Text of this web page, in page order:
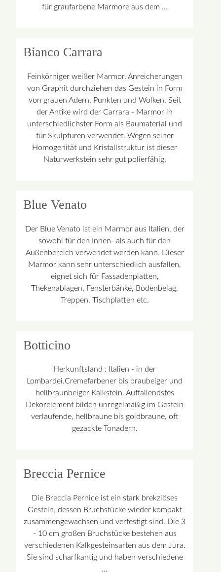
für graufarbene Marmore aus dem …
Bianco Carrara
Feinkörniger weißer Marmor. Anreicherungen
von Graphit durchziehen das Gestein in Form
von grauen Adern, Punkten und Wolken. Seit
der Antike wird der Carrara - Marmor in
unterschiedlichster Form als Baumaterial und
für Skulpturen verwendet. Wegen seiner
Homogenität und Kristallstruktur ist dieser
Naturwerkstein sehr gut polierfähig.
Blue Venato
Der Blue Venato ist ein Marmor aus Italien, der
sowohl für den Innen- als auch für den
Außenbereich verwendet werden kann. Dieser
Marmor kann sehr unterschiedlich ausfallen,
eignet sich für Fassadenplatten,
Thekenablagen, Fensterbänke, Bodenbelag,
Treppen, Tischplatten etc.
Botticino
Herkunftsland : Italien - in der
Lombardei.Cremefarbener bis braubeiger und
hellbraunbeiger Kalkstein. Auffallendstes
Dekorelement bilden unregelmäßig im Gestein
verlaufende, hellbraune bis goldbraune, oft
gezackte Tonadern.
Breccia Pernice
Die Breccia Pernice ist ein stark brekziöses
Gestein, dessen Bruchstücke wieder kompakt
zusammengewachsen und verfestigt sind. Die 3
- 10 cm großen Bruchstücke bestehen aus
verschiedenen Kalkgesteinsarten aus dem Jura.
Sie sind scharfkantig und haben verschiedene
…